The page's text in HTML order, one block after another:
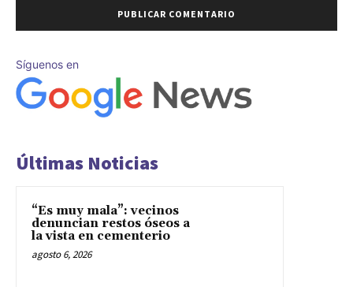
Síguenos en
Últimas Noticias
“Es muy mala”: vecinos
denuncian restos óseos a
la vista en cementerio
agosto 6, 2026